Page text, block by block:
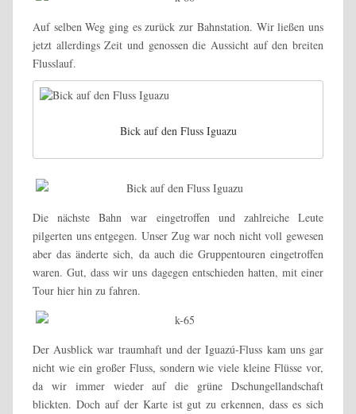
Auf selben Weg ging es zurück zur Bahnstation. Wir ließen uns
jetzt allerdings Zeit und genossen die Aussicht auf den breiten
Flusslauf.
Bick auf den Fluss Iguazu
Die nächste Bahn war eingetroffen und zahlreiche Leute
pilgerten uns entgegen. Unser Zug war noch nicht voll gewesen
aber das änderte sich, da auch die Gruppentouren eingetroffen
waren. Gut, dass wir uns dagegen entschieden hatten, mit einer
Tour hier hin zu fahren.
Der Ausblick war traumhaft und der Iguazú-Fluss kam uns gar
nicht wie ein großer Fluss, sondern wie viele kleine Flüsse vor,
da wir immer wieder auf die grüne Dschungellandschaft
blickten. Doch auf der Karte ist gut zu erkennen, dass es sich